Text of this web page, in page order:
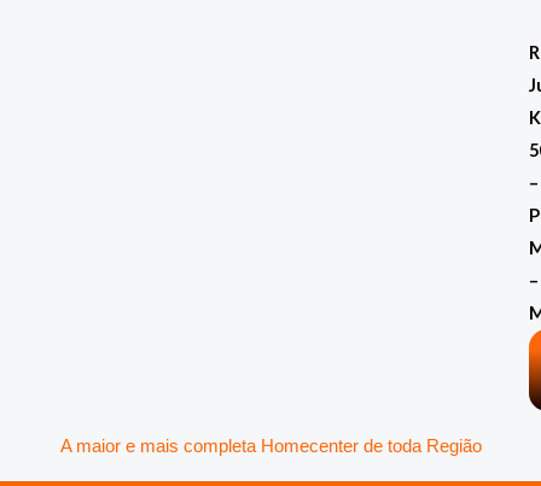
–
–
A maior e mais completa Homecenter de toda Região